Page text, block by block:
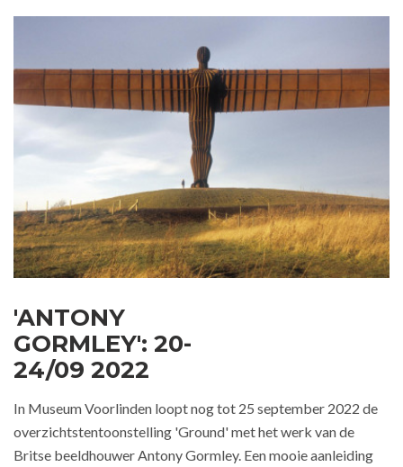
'ANTONY
GORMLEY': 20-
24/09 2022
In Museum Voorlinden loopt nog tot 25 september 2022 de
overzichtstentoonstelling 'Ground' met het werk van de
Britse beeldhouwer Antony Gormley. Een mooie aanleiding